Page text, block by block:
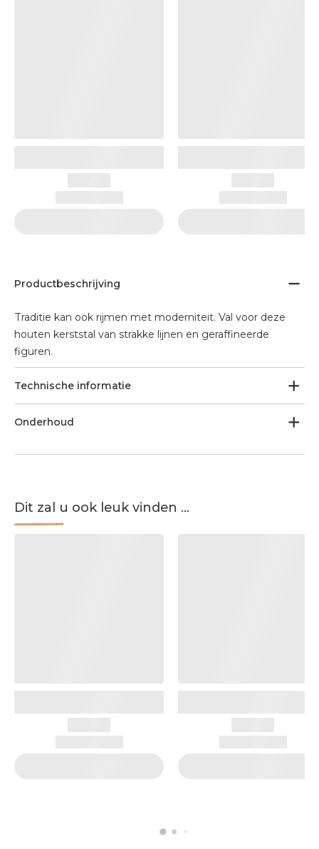
Productbeschrijving
Traditie kan ook rijmen met moderniteit. Val voor deze
houten kerststal van strakke lijnen en geraffineerde
figuren.
Technische informatie
Onderhoud
Dit zal u ook leuk vinden ...